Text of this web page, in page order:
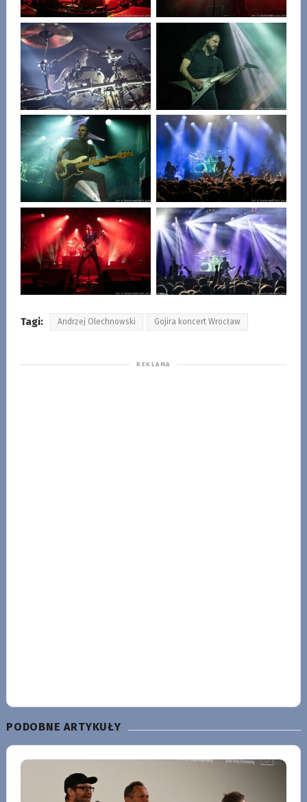
Tagi: Andrzej Olechnowski Gojira koncert Wrocław
PODOBNE ARTYKUŁY